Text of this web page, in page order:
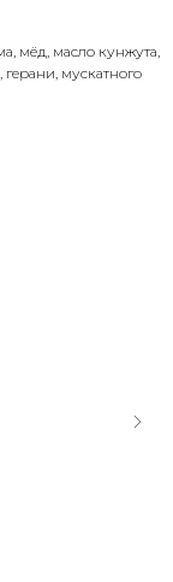
мёд, масло кунжута,
мускатного